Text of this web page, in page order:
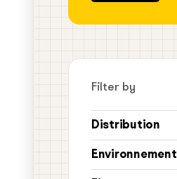
Filter by
Distribution
Environnement